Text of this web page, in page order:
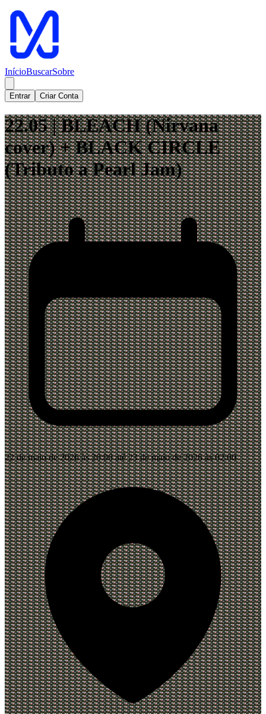
InícioBuscarSobre
Entrar Criar Conta
22.05 | BLEACH (Nirvana
cover) + BLACK CIRCLE
(Tributo a Pearl Jam)
22 de maio de 2026 às 20:00 até 23 de maio de 2026 às 02:00